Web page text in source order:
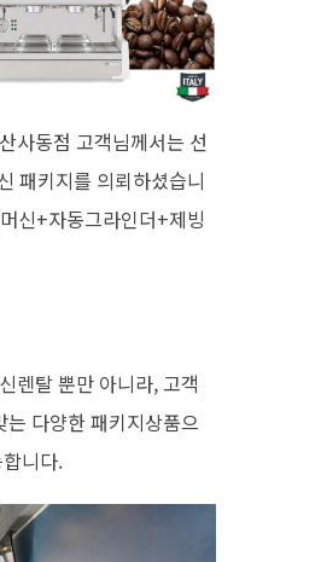
사동점 고객님께서는 선
패키지를 의뢰하셨습니
신+자동그라인더+제빙
렌탈 뿐만 아니라, 고객
는 다양한 패키지상품으
니다.